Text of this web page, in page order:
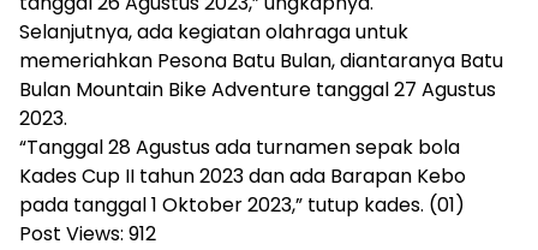
Selanjutnya, ada kegiatan olahraga untuk
memeriahkan Pesona Batu Bulan, diantaranya Batu
Bulan Mountain Bike Adventure tanggal 27 Agustus
2023.
“Tanggal 28 Agustus ada turnamen sepak bola
Kades Cup II tahun 2023 dan ada Barapan Kebo
pada tanggal 1 Oktober 2023,” tutup kades. (01)
Post Views: 912